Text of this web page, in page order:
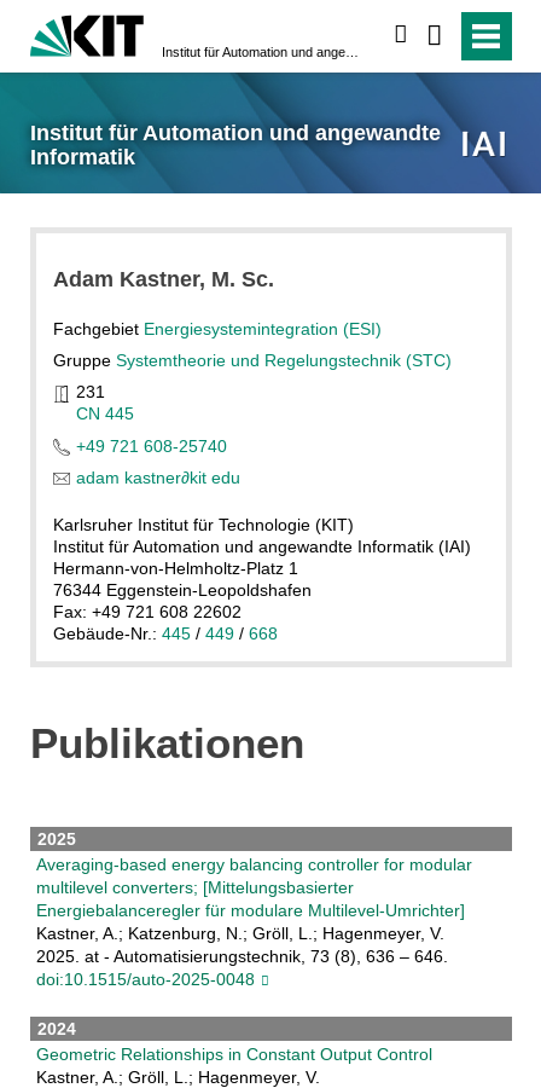
Institut für Automation und angewandte
Informatik
Adam Kastner, M. Sc.
Fachgebiet Energiesystemintegration (ESI)
Gruppe Systemtheorie und Regelungstechnik (STC)
231
CN 445
+49 721 608-25740
adam kastner∂kit edu
Karlsruher Institut für Technologie (KIT)
Institut für Automation und angewandte Informatik (IAI)
Hermann-von-Helmholtz-Platz 1
76344 Eggenstein-Leopoldshafen
Fax: +49 721 608 22602
Gebäude-Nr.: 445/ 449/ 668
Publikationen
2025
Averaging-based energy balancing controller for modular
multilevel converters; [Mittelungsbasierter
Energiebalanceregler für modulare Multilevel-Umrichter]
Kastner, A.; Katzenburg, N.; Gröll, L.; Hagenmeyer, V.
2025. at - Automatisierungstechnik, 73 (8), 636 – 646.
doi:10.1515/auto-2025-0048
2024
Geometric Relationships in Constant Output Control
Kastner, A.; Gröll, L.; Hagenmeyer, V.